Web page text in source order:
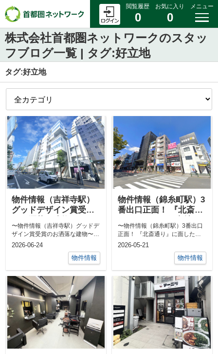
閲覧履歴
0
お気に入り
0
メニュー
株式会社首都圏ネットワークのスタッ
フブログ一覧 | タグ:好立地
タグ:好立地
物件情報（吉祥寺駅）
グッドデザイン賞受賞
〜物件情報（吉祥寺駅）グッドデ
ザイン賞受賞のお洒落な建物〜
『東急百貨店』至近の『公園通
2026-06-24
物件情報
物件情報（錦糸町駅）3
番出口正面！ 『北斎通
〜物件情報（錦糸町駅）3番出口
正面！ 『北斎通り』に面した好
立地！〜2010年代前半に全国的
2026-05-21
物件情報